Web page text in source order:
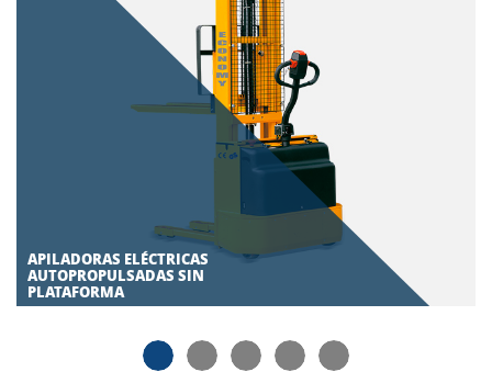
APILADORAS ELÉCTRICAS
AUTOPROPULSADAS SIN
PLATAFORMA